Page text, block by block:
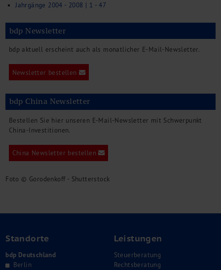
Jahrgänge 2004 - 2008 | 1 - 47
bdp Newsletter
bdp aktuell erscheint auch als monatlicher E-Mail-Newsletter.
Newsletter bestellen
bdp China Newsletter
Bestellen Sie hier unseren E-Mail-Newsletter mit Schwerpunkt
China-Investitionen.
China Newsletter bestellen
Foto © Gorodenkoff - Shutterstock
Standorte
bdp Deutschland
Berlin
Leistungen
Steuerberatung
Rechtsberatung